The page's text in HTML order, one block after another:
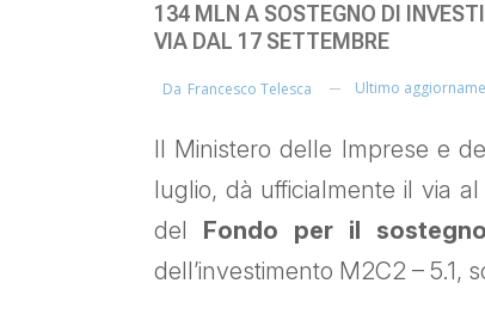
134 MLN A SOSTEGNO DI
VIA DAL 17 SETTEMBRE
Da Francesco Telesca Ultimo
Il Ministero delle Imprese e
luglio, dà ufficialmente il via
del Fondo per il
dell’investimento M2C2 – 5.1,